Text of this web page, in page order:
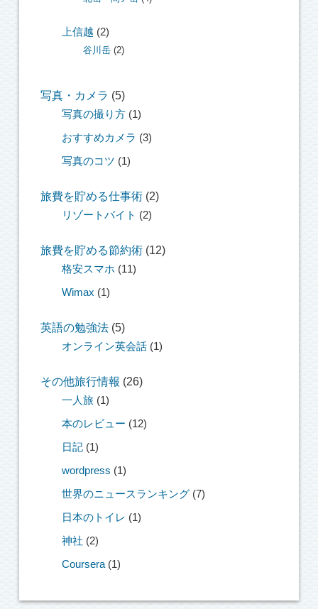
上信越 (2)
谷川岳(2)
写真・カメラ (5)
写真の撮り方(1)
おすすめカメラ (3)
写真のコツ (1)
旅費を貯める仕事術(2)
リゾートバイト (2)
旅費を貯める節約術(12)
格安スマホ (11)
Wimax (1)
英語の勉強法(5)
オンライン英会話(1)
その他旅行情報 (26)
一人旅 (1)
本のレビュー (12)
日記(1)
wordpress (1)
世界のニュースランキング(7)
日本のトイレ (1)
神社 (2)
Coursera(1)